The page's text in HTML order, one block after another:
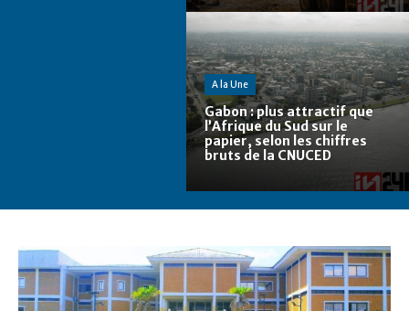
A la Une
Gabon : plus attractif que
l’Afrique du Sud sur le
papier, selon les chiffres
bruts de la CNUCED